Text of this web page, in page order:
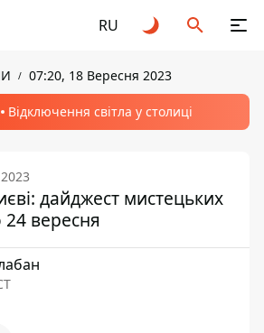
RU
07:20, 18 Вересня 2023
Відключення світла у столиці
дайджест мистецьких
24 вересня